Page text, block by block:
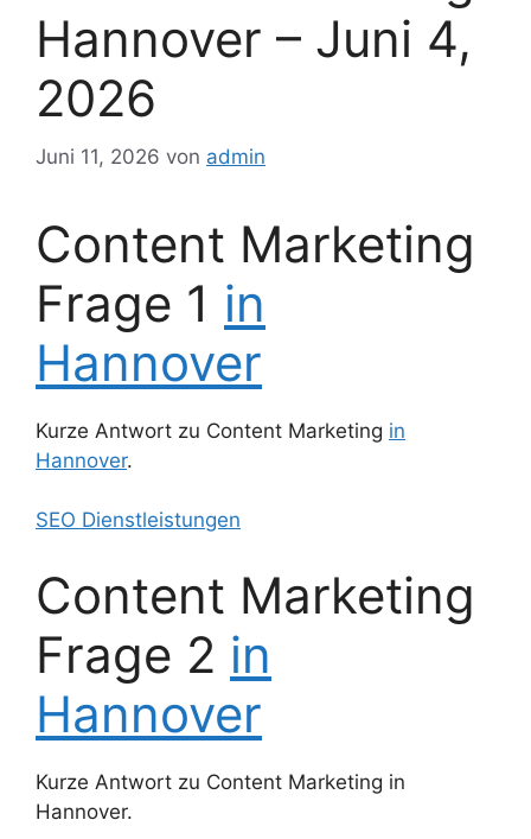
Hannover – Juni 4,
2026
Juni 11, 2026 von admin
Content Marketing
Frage 1 in
Hannover
Kurze Antwort zu Content Marketing in
Hannover.
SEO Dienstleistungen
Content Marketing
Frage 2 in
Hannover
Kurze Antwort zu Content Marketing in
Hannover.